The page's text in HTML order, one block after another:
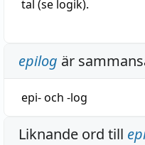
tal (se logik).
epilog är
epi-och -log
Liknande ord till